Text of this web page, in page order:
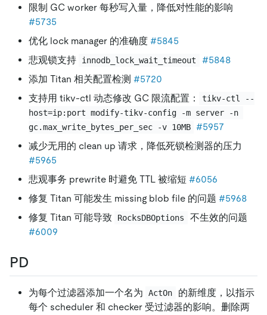
限制 GC worker 每秒写入量，降低对性能的影响
#5735
优化 lock manager 的准确度 #5845
悲观锁支持
innodb_lock_wait_timeout
#5848
添加 Titan 相关配置检测 #5720
支持用 tikv-ctl 动态修改 GC 限流配置：
tikv-ctl --
host=ip:port modify-tikv-config -m server -n
gc.max_write_bytes_per_sec -v 10MB #5957
减少无用的 clean up 请求，降低死锁检测器的压力
#5965
悲观事务 prewrite 时避免 TTL 被缩短 #6056
修复 Titan 可能发生 missing blob file 的问题 #5968
修复 Titan 可能导致
RocksDBOptions
不生效的问题
#6009
PD
为每个过滤器添加一个名为 ActOn
的新维度，以指示
每个 scheduler 和 checker 受过滤器的影响。删除两